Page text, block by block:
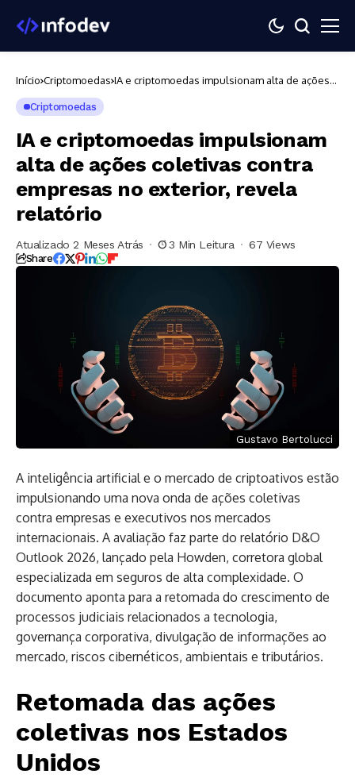
Início Criptomoedas IA e criptomoedas impulsionam alta de ações
Criptomoedas
IA e criptomoedas impulsionam
alta de ações coletivas contra
empresas no exterior, revela
relatório
Atualizado 2 Meses Atrás 3 Min Leitura 67 Views
Share
Gustavo Bertolucci
A inteligência artificial e o mercado de criptoativos estão
impulsionando uma nova onda de ações coletivas
contra empresas e executivos nos mercados
internacionais. A avaliação faz parte do relatório D&O
Outlook 2026, lançado pela Howden, corretora global
especializada em seguros de alta complexidade. O
documento aponta para a retomada do crescimento de
processos judiciais relacionados a tecnologia,
governança corporativa, divulgação de informações ao
mercado, riscos cibernéticos, ambientais e tributários.
Retomada das ações
coletivas nos Estados
Unidos